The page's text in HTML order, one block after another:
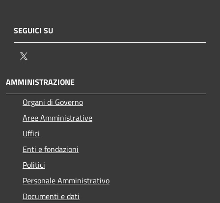
SEGUICI SU
AMMINISTRAZIONE
Organi di Governo
Aree Amministrative
Uffici
Enti e fondazioni
Politici
Personale Amministrativo
Documenti e dati